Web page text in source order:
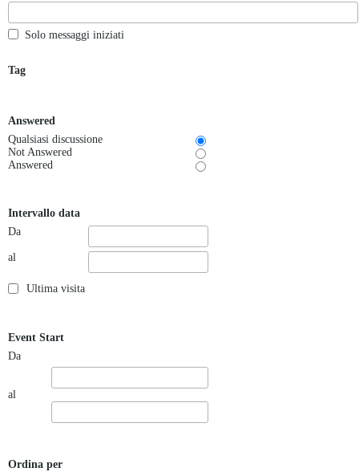
Solo messaggi iniziati
Tag
Answered
Qualsiasi discussione
Not Answered
Answered
Intervallo data
Da
al
Ultima visita
Event Start
Da
al
Ordina per